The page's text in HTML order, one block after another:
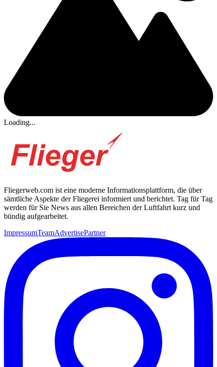
Loading...
Fliegerweb.com ist eine moderne Informationsplattform, die über
sämtliche Aspekte der Fliegerei informiert und berichtet. Tag für Tag
werden für Sie News aus allen Bereichen der Luftfahrt kurz und
bündig aufgearbeitet.
ImpressumTeamAdvertisePartner